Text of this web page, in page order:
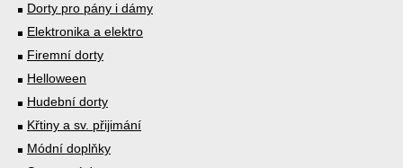
Dorty pro pány i dámy
Elektronika a elektro
Firemní dorty
Helloween
Hudební dorty
Křtiny a sv. přijimání
Módní doplňky